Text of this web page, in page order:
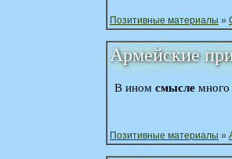
Позитивные материалы »
Армейские
В ином смыслемного
Позитивные материалы »